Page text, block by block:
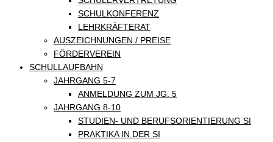
SCHULKONFERENZ
LEHRKRÄFTERAT
AUSZEICHNUNGEN / PREISE
FÖRDERVEREIN
SCHULLAUFBAHN
JAHRGANG 5-7
ANMELDUNG ZUM JG. 5
JAHRGANG 8-10
STUDIEN- UND BERUFSORIENTIERUNG SI
PRAKTIKA IN DER SI